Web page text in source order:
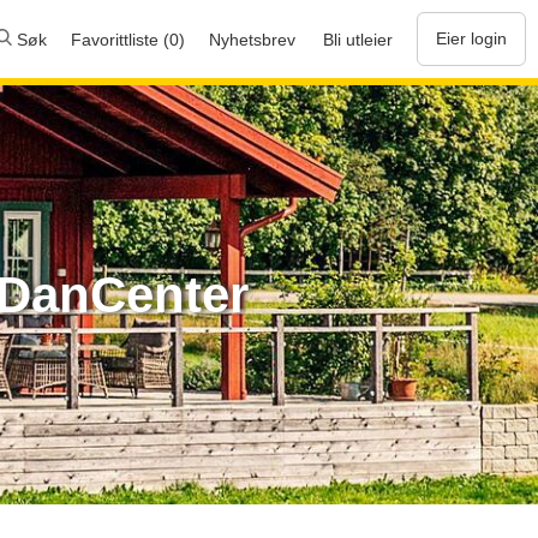
Søk Favorittliste (0) Nyhetsbrev Bli utleier Eier login